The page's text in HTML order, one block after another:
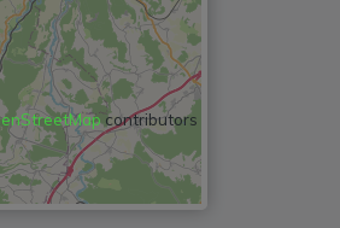
contributors